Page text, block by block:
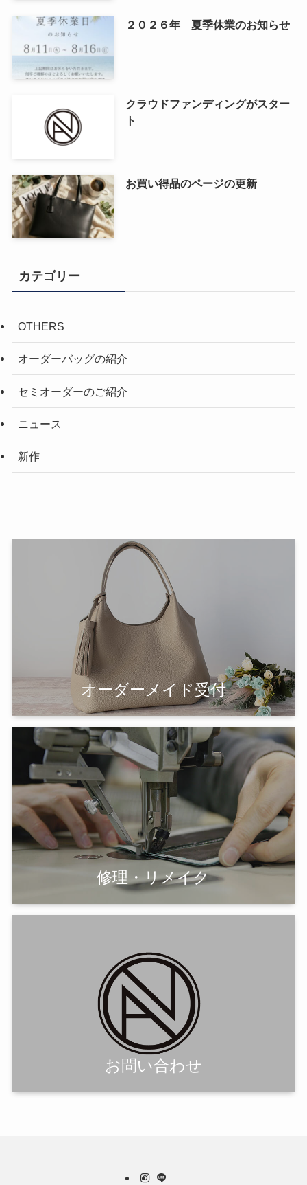
２０２６年 夏季休業のお知らせ
クラウドファンディングがスター
ト
お買い得品のページの更新
カテゴリー
OTHERS
オーダーバッグの紹介
セミオーダーのご紹介
ニュース
新作
オーダーメイド受付
修理・リメイク
お問い合わせ